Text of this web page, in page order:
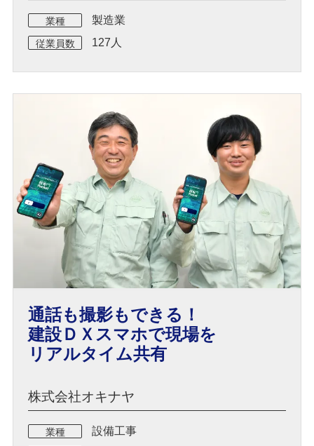
業種 製造業
従業員数 127人
通話も撮影もできる！
建設ＤＸスマホで現場を
リアルタイム共有
株式会社オキナヤ
業種 設備工事